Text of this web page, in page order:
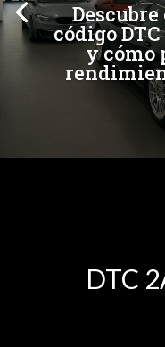
código
y cómo
DTC